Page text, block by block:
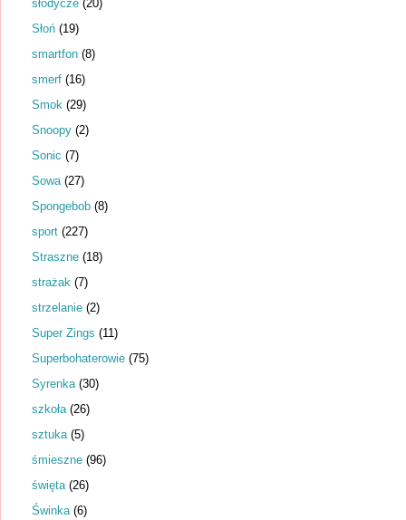
słodycze (20)
Słoń (19)
smartfon (8)
smerf (16)
Smok (29)
Snoopy (2)
Sonic (7)
Sowa (27)
Spongebob (8)
sport (227)
Straszne (18)
strażak (7)
strzelanie (2)
Super Zings (11)
Superbohaterowie (75)
Syrenka (30)
szkoła (26)
sztuka (5)
śmieszne (96)
święta (26)
Świnka (6)